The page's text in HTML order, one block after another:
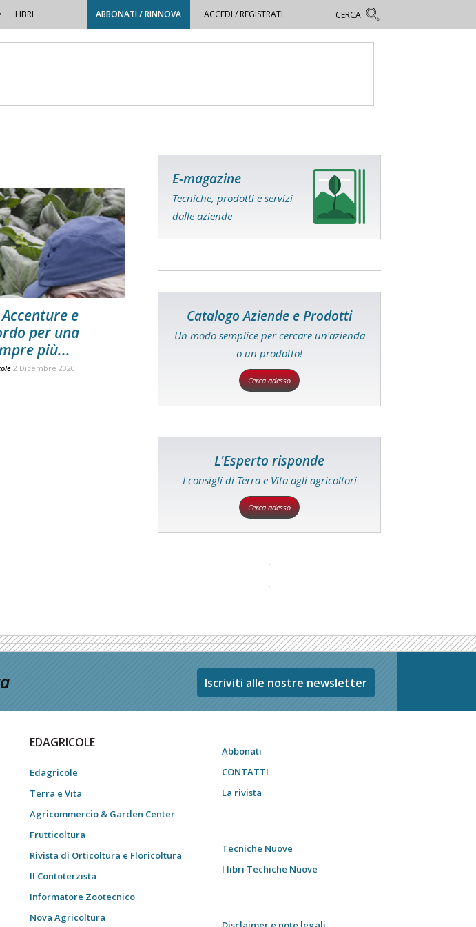
LIBRI ABBONATI / RINNOVA ACCEDI / REGISTRATI
e
per una
più...
2 Dicembre 2020
E-magazine
Tecniche, prodotti e servizi
dalle aziende
Catalogo Aziende e Prodotti
Un modo semplice per cercare un'azienda
o un prodotto!
Cerca adesso
L'Esperto risponde
I consigli di Terra e Vita agli agricoltori
Cerca adesso
Iscriviti alle nostre newsletter
EDAGRICOLE
Edagricole
Terra e Vita
Agricommercio & Garden Center
Frutticoltura
Rivista di Orticoltura e Floricoltura
Il Contoterzista
Informatore Zootecnico
Nova Agricoltura
Abbonati
CONTATTI
La rivista
Tecniche Nuove
I libri Techiche Nuove